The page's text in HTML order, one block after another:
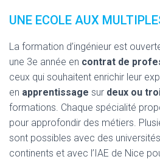
UNE ECOLE AUX
La formation d’ingénieur est
une 3e année en contrat de
ceux qui souhaitent enrichir leur
en apprentissage sur deux ou
formations. Chaque spécialité
pour approfondir des métiers.
sont possibles avec des
continents et avec l’IAE de Nice